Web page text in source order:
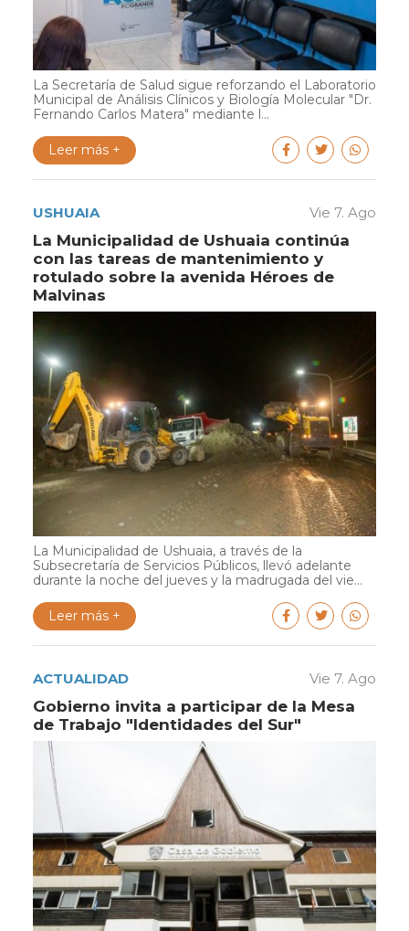
La Secretaría de Salud sigue reforzando el Laboratorio
Municipal de Análisis Clínicos y Biología Molecular "Dr.
Fernando Carlos Matera" mediante l...
Leer más +
USHUAIA Vie 7. Ago
La Municipalidad de Ushuaia continúa
con las tareas de mantenimiento y
rotulado sobre la avenida Héroes de
Malvinas
La Municipalidad de Ushuaia, a través de la
Subsecretaría de Servicios Públicos, llevó adelante
durante la noche del jueves y la madrugada del vie...
Leer más +
ACTUALIDAD Vie 7. Ago
Gobierno invita a participar de la Mesa
de Trabajo "Identidades del Sur"